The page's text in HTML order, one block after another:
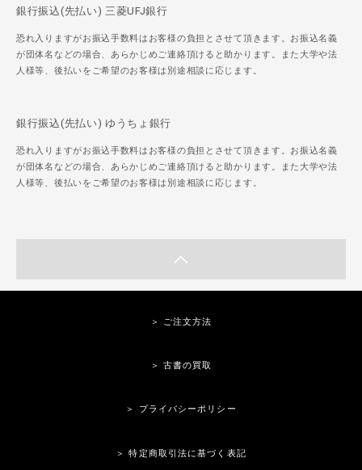
銀行振込(先払い) 三菱UFJ銀行
恐れ入りますがお振込手数料はお客様の負担とさせて頂きます。お振込名義
が団体名などの場合、あらかじめご連絡頂けると助かります。また大学や法
人様等、後払いをご希望のお客様は別途相談に応じます。
銀行振込(先払い) ゆうちょ銀行
恐れ入りますがお振込手数料はお客様の負担とさせて頂きます。お振込名義
が団体名などの場合、あらかじめご連絡頂けると助かります。また大学や法
人様等、後払いをご希望のお客様は別途相談に応じます。
＞ ご注文方法
＞ 古書の買取
＞ プライバシーポリシー
＞ 特定商取引法に基づく表記